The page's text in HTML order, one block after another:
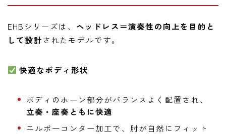
EHBシリーズは、 ヘッドレス＝演奏性の向上を目的と
して設計されたモデルです。
快適なボディ形状
ボディのホーン部分がバランスよく配置され、
立奏・座奏ともに快適
エルボーコンター加工で、肘が自然にフィット